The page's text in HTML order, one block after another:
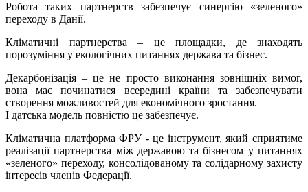
Робота таких партнерств забезпечує синергію «зеленого»
переходу в Данії.
Кліматичні партнерства – це площадки, де знаходять
порозуміння у екологічних питаннях держава та бізнес.
Декарбонізація – це не просто виконання зовнішніх вимог,
вона має починатися всередині країни та забезпечувати
створення можливостей для економічного зростання.
І датська модель повністю це забезпечує.
Кліматична платформа ФРУ - це інструмент, який сприятиме
реалізації партнерства між державою та бізнесом у питаннях
«зеленого» переходу, консолідованому та солідарному захисту
інтересів членів Федерації.